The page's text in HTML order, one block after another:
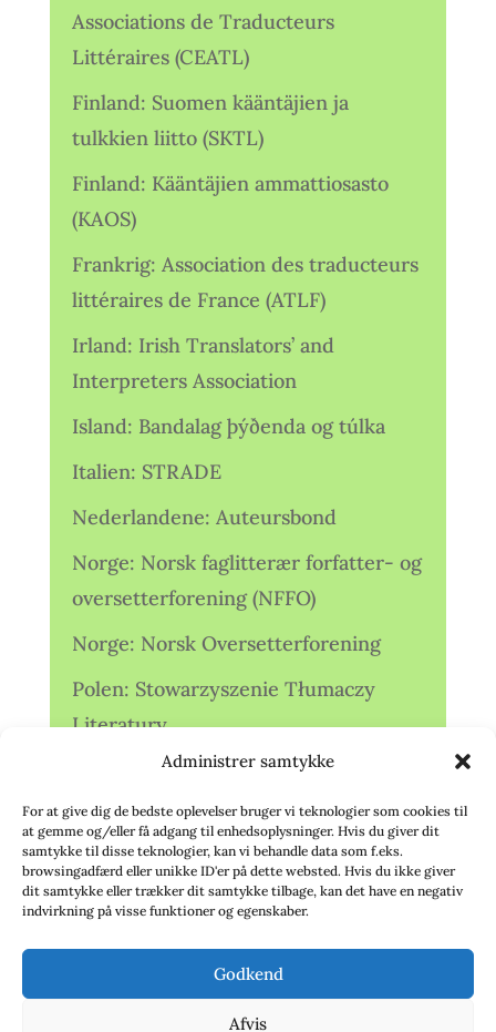
Administrer samtykke
For at give dig de bedste oplevelser bruger vi teknologier som cookies til
at gemme og/eller få adgang til enhedsoplysninger. Hvis du giver dit
samtykke til disse teknologier, kan vi behandle data som f.eks.
browsingadfærd eller unikke ID'er på dette websted. Hvis du ikke giver
dit samtykke eller trækker dit samtykke tilbage, kan det have en negativ
indvirkning på visse funktioner og egenskaber.
Godkend
Afvis
Associations de Traducteurs
Littéraires (CEATL)
Finland: Suomen kääntäjien ja
tulkkien liitto (SKTL)
Finland: Kääntäjien ammattiosasto
(KAOS)
Frankrig: Association des traducteurs
littéraires de France (ATLF)
Irland: Irish Translators’ and
Interpreters Association
Island: Bandalag þýðenda og túlka
Italien: STRADE
Nederlandene: Auteursbond
Norge: Norsk faglitterær forfatter- og
oversetterforening (NFFO)
Norge: Norsk Oversetterforening
Polen: Stowarzyszenie Tłumaczy
Literatury
Storbritannien: Translators
Association (TA)
Sverige: Översättarsektionen (Ö.)
Sverige: Översättarcentrum (ÖC)
deutschsprachiger Übersetzer (VdÜ)